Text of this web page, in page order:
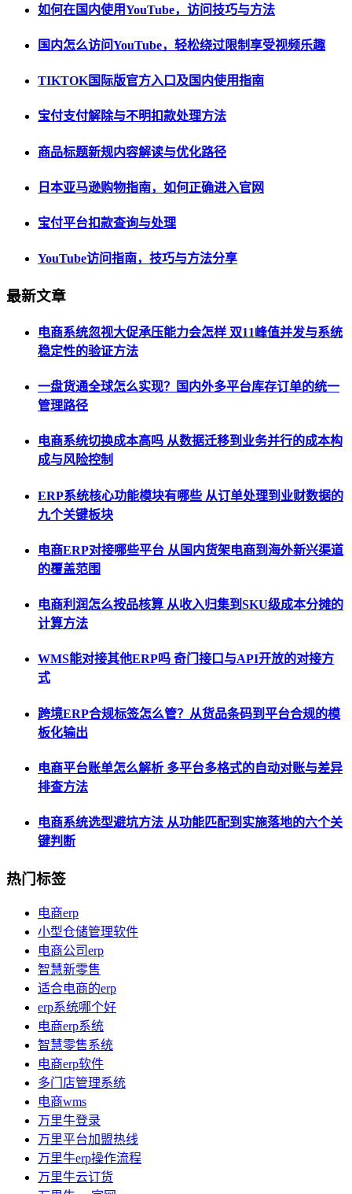
如何在国内使用YouTube，访问技巧与方法
国内怎么访问YouTube，轻松绕过限制享受视频乐趣
TIKTOK国际版官方入口及国内使用指南
宝付支付解除与不明扣款处理方法
商品标题新规内容解读与优化路径
日本亚马逊购物指南，如何正确进入官网
宝付平台扣款查询与处理
YouTube访问指南，技巧与方法分享
最新文章
电商系统忽视大促承压能力会怎样 双11峰值并发与系统
稳定性的验证方法
一盘货通全球怎么实现？国内外多平台库存订单的统一
管理路径
电商系统切换成本高吗 从数据迁移到业务并行的成本构
成与风险控制
ERP系统核心功能模块有哪些 从订单处理到业财数据的
九个关键板块
电商ERP对接哪些平台 从国内货架电商到海外新兴渠道
的覆盖范围
电商利润怎么按品核算 从收入归集到SKU级成本分摊的
计算方法
WMS能对接其他ERP吗 奇门接口与API开放的对接方
式
跨境ERP合规标签怎么管？从货品条码到平台合规的模
板化输出
电商平台账单怎么解析 多平台多格式的自动对账与差异
排查方法
电商系统选型避坑方法 从功能匹配到实施落地的六个关
键判断
热门标签
电商erp
小型仓储管理软件
电商公司erp
智慧新零售
适合电商的erp
erp系统哪个好
电商erp系统
智慧零售系统
电商erp软件
多门店管理系统
电商wms
万里牛登录
万里平台加盟热线
万里牛erp操作流程
万里牛云订货